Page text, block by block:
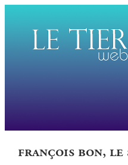
françois bon, le